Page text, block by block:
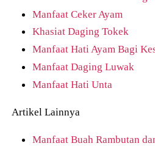
Manfaat Ceker Ayam
Khasiat Daging Tokek
Manfaat Hati Ayam Bagi
Manfaat Daging Luwak
Manfaat Hati Unta
Artikel Lainnya
Manfaat Buah Rambutan